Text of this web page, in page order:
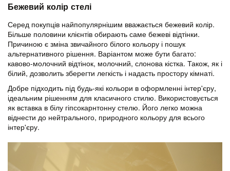
Бежевий колір стелі
Серед покупців найпопулярнішим вважається бежевий колір.
Більше половини клієнтів обирають саме бежеві відтінки.
Причиною є зміна звичайного білого кольору і пошук
альтернативного рішення. Варіантом може бути багато:
кавово-молочний відтінок, молочний, слонова кістка. Також, як і
білий, дозволить зберегти легкість і надасть простору кімнаті.
Добре підходить під будь-які кольори в оформленні інтер'єру,
ідеальним рішенням для класичного стилю. Використовується
як вставка в білу гіпсокарнтонну стелю. Його легко можна
віднести до нейтрального, природного кольору для всього
інтер'єру.